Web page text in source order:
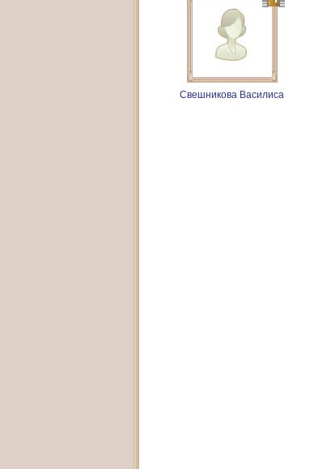
Свешникова Василиса